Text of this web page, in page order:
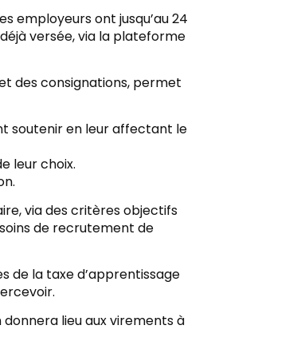
employeurs ont jusqu’au 24
versée, via la plateforme
des consignations, permet
soutenir en leur affectant le
leur choix.
via des critères objectifs
de recrutement de
de la taxe d’apprentissage
lieu aux virements à